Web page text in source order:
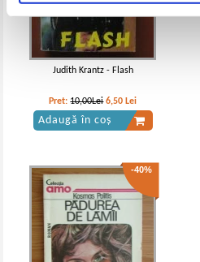
Judith Krantz - Flash
Pret:10,00Lei 6,50 Lei
Adaugă în coș
-40%